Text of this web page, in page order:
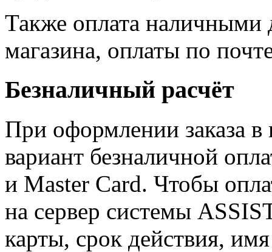
Также оплата наличными
магазина, оплаты по
Безналичный расчёт
При оформлении заказа
вариант безналичной
и Master Card. Чтобы
на сервер системы
карты, срок действия,